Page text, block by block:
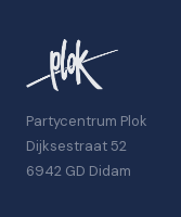
Partycentrum Plok
Dijksestraat 52
6942 GD Didam